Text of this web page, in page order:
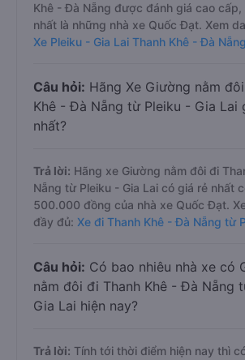
Khê - Đà Nẵng được đánh giá cao
nhất là những nhà xe Quốc Đạt. Xem
Xe Pleiku - Gia Lai Thanh Khê - Đà Nẵng
Câu hỏi: Hãng Xe Giường nằm
Khê - Đà Nẵng từ Pleiku - Gia Lai
nhất?
Trả lời: Hãng xe Giường nằm đôi đi
Nẵng từ Pleiku - Gia Lai có giá rẻ nhất
500.000 đồng của nhà xe Quốc Đạt.
đầy đủ: Xe đi Thanh Khê - Đà Nẵng từ
Câu hỏi: Có bao nhiêu nhà xe có
nằm đôi đi Thanh Khê - Đà Nẵng
Gia Lai hiện nay?
Trả lời: Tính tới thời điểm hiện nay thì